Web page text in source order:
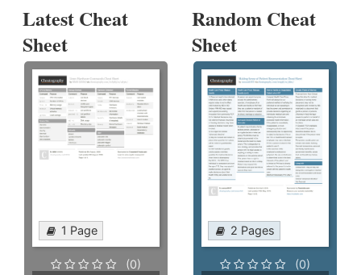
Latest Cheat
Sheet
1 Page
(0)
Random Cheat
Sheet
2 Pages
(0)